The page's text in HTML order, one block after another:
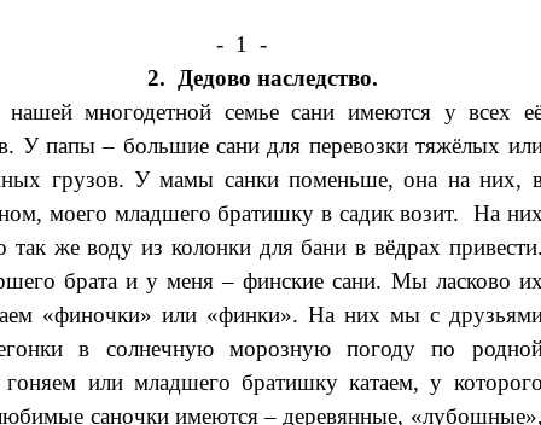
- 1 -
2. Дедово наследство.
многодетной семье сани имеются у всех
У папы – большие сани для перевозки тяжёлых
грузов. У мамы санки поменьше, она на них,
моего младшего братишку в садик возит. На
так же воду из колонки для бани в вёдрах
брата и у меня – финские сани. Мы ласково
«финочки» или «финки». На них мы с
в солнечную морозную погоду по
гоняем или младшего братишку катаем, у
саночки имеются – деревянные,